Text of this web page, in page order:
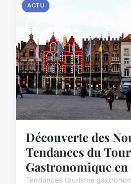
ACTU
Découverte des
Tendances du
Gastronomique en
Tendances tourisme